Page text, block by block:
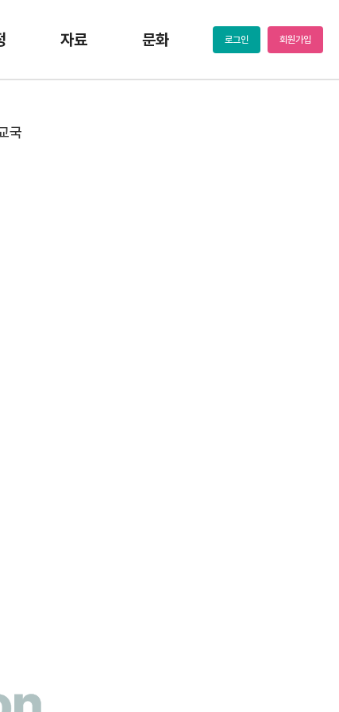
자료 문화 로그인 회원가입
국